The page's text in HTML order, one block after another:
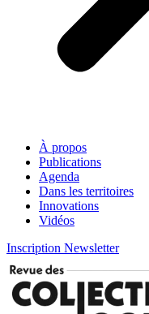
À propos
Publications
Agenda
Dans les territoires
Innovations
Vidéos
Inscription Newsletter